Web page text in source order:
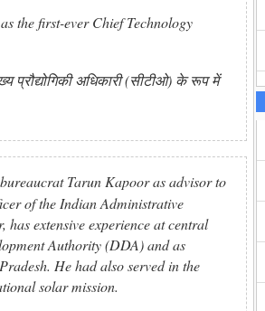
the first-ever Chief Technology
अधिकारी (सीटीओ) के रूप में
Tarun Kapoor as advisor to
of the Indian Administrative
extensive experience at central
Authority (DDA) and as
He had also served in the
solar mission.